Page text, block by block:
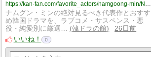
https://kan-fan.com/favorite_actors/namgoong-min/Namgung-Min-drama-list.html
ナムグン・ミンの絶対見るべき代表作とおすす
め韓国ドラマを、ラブコメ・サスペンス・悪
役・純愛別に厳選…
韓ドラの館
26日前
いいね！
0